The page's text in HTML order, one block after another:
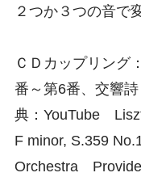
２つか３つの音で
ＣＤカップリン
番～第6番、交響
典：YouTube
F minor, S.359
Orchestra